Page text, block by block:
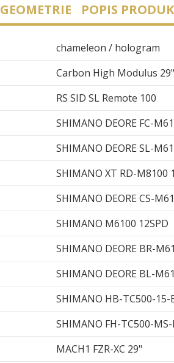
GEOMETRIE POPIS
chameleon / hologram
Carbon High Modulus 29"
RS SID SL Remote 100
SHIMANO DEORE FC-
SHIMANO DEORE SL-
SHIMANO XT RD-M8100
SHIMANO DEORE CS-
SHIMANO M6100 12SPD
SHIMANO DEORE BR-
SHIMANO DEORE BL-
SHIMANO HB-TC500-15-
SHIMANO FH-TC500-
MACH1 FZR-XC 29"